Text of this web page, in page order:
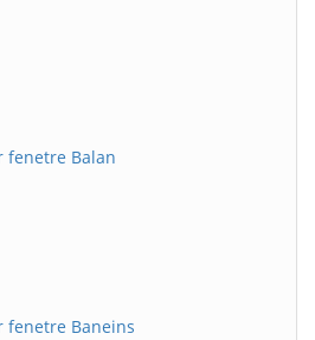
fenetre Balan
fenetre Baneins